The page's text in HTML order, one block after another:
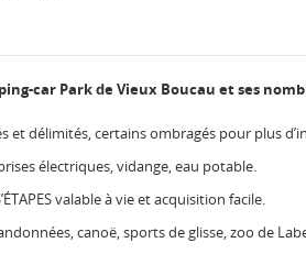
car Park de Vieux Boucau et ses
et délimités, certains ombragés pour plus
électriques, vidange, eau potable.
valable à vie et acquisition facile.
canoë, sports de glisse, zoo de